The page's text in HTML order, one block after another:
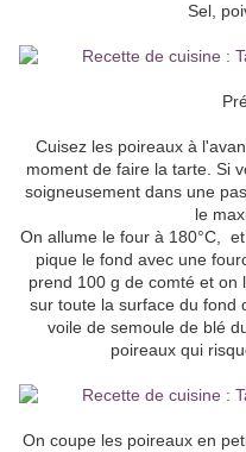
Sel,
Cuisez les poireaux à
moment de faire la tarte. Si
soigneusement dans une
le
On allume le four à 180°C,
pique le fond avec une
prend 100 g de comté et on
sur toute la surface du fond
voile de semoule de blé
poireaux qui
On coupe les poireaux en